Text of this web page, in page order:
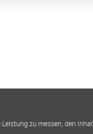
zu messen, den